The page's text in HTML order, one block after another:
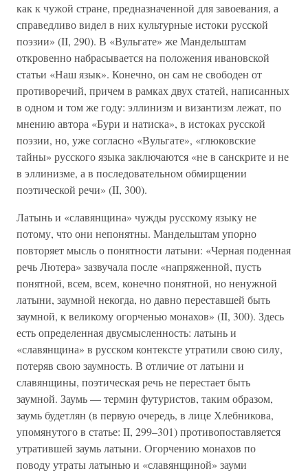
как к чужой стране, предназначенной для завоевания, а
справедливо видел в них культурные истоки русской
поэзии» (II, 290). В «Вульгате» же Мандельштам
откровенно набрасывается на положения ивановской
статьи «Наш язык». Конечно, он сам не свободен от
противоречий, причем в рамках двух статей, написанных
в одном и том же году: эллинизм и византизм лежат, по
мнению автора «Бури и натиска», в истоках русской
поэзии, но, уже согласно «Вульгате», «глюковские
тайны» русского языка заключаются «не в санскрите и не
в эллинизме, а в последовательном обмирщении
поэтической речи» (II, 300).
Латынь и «славянщина» чужды русскому языку не
потому, что они непонятны. Мандельштам упорно
повторяет мысль о понятности латыни: «Черная поденная
речь Лютера» зазвучала после «напряженной, пусть
понятной, всем, всем, конечно понятной, но ненужной
латыни, заумной некогда, но давно переставшей быть
заумной, к великому огорченью монахов» (II, 300). Здесь
есть определенная двусмысленность: латынь и
«славянщина» в русском контексте утратили свою силу,
потеряв свою заумность. В отличие от латыни и
славянщины, поэтическая речь не перестает быть
заумной. Заумь — термин футуристов, таким образом,
заумь будетлян (в первую очередь, в лице Хлебникова,
упомянутого в статье: II, 299–301) противопоставляется
утратившей заумь латыни. Огорчению монахов по
поводу утраты латынью и «славянщиной» зауми